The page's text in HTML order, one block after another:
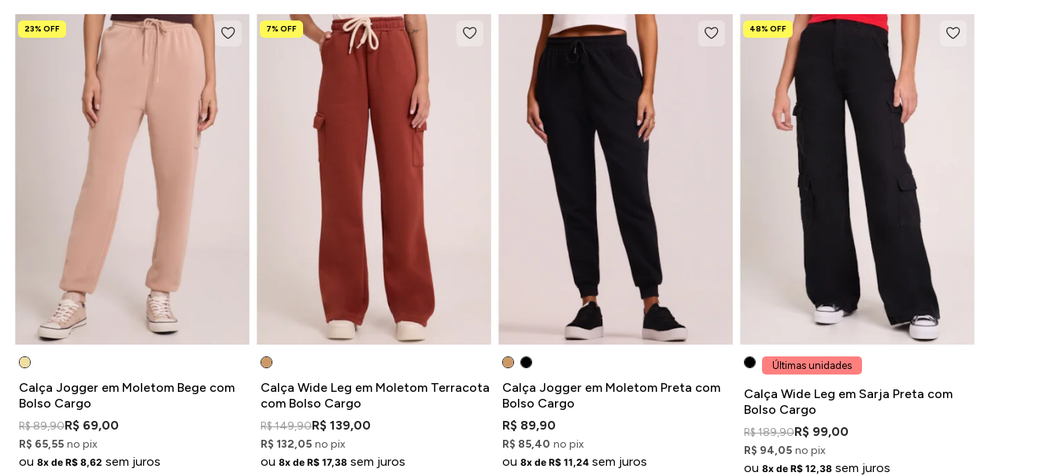
23% OFF
Calça Jogger em Moletom Bege com
Bolso Cargo
R$ 89,90R$ 69,00
R$ 65,55 no pix
ou8x de R$ 8,62 sem juros
7% OFF
Calça Wide Leg em Moletom Terracota
com Bolso Cargo
R$ 149,90R$ 139,00
R$ 132,05 no pix
ou8x de R$ 17,38 sem juros
Calça Jogger em Moletom Preta com
Bolso Cargo
R$ 89,90
R$ 85,40 no pix
ou8x de R$ 11,24 sem juros
48% OFF
Últimas unidades
Calça Wide Leg em Sarja Preta com
Bolso Cargo
R$ 189,90R$ 99,00
R$ 94,05 no pix
ou8x de R$ 12,38 sem juros